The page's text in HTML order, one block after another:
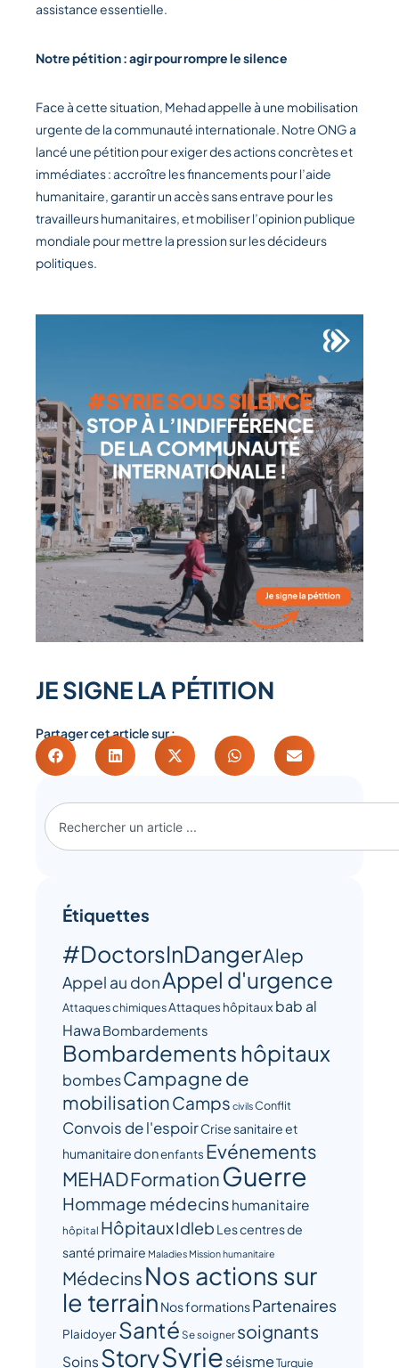
assistance essentielle.
Notre pétition : agir pour rompre le silence
Face à cette situation, Mehad appelle à une mobilisation
urgente de la communauté internationale. Notre ONG a
lancé une pétition pour exiger des actions concrètes et
immédiates : accroître les financements pour l’aide
humanitaire, garantir un accès sans entrave pour les
travailleurs humanitaires, et mobiliser l’opinion publique
mondiale pour mettre la pression sur les décideurs
politiques.
JE SIGNE LA PÉTITION
Partager cet article sur :
Étiquettes
#DoctorsInDangerAlep
Appel au donAppel d'urgence
Attaques chimiquesAttaques hôpitaux bab al
Hawa Bombardements
Bombardements hôpitaux
bombesCampagne de
mobilisationCamps civilsConflit
Convois de l'espoirCrise sanitaire et
humanitairedonenfants Evénements
MEHADFormationGuerre
Hommage médecins humanitaire
hôpital HôpitauxIdleb Les centres de
santé primaire Maladies Mission humanitaire
Médecins Nos actions sur
le terrain Nos formationsPartenaires
PlaidoyerSanté Se soigner soignants
Soins StorySyrieséismeTurquie